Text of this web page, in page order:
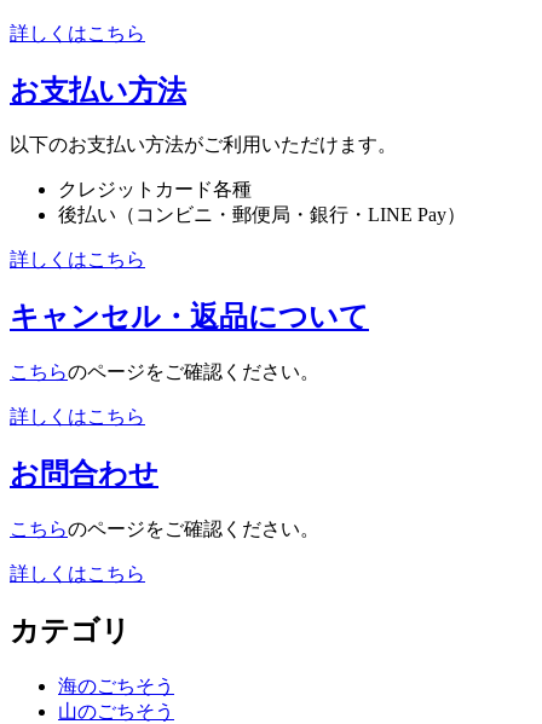
詳しくはこちら
お支払い方法
以下のお支払い方法がご利用いただけます。
クレジットカード各種
後払い（コンビニ・郵便局・銀行・LINE Pay）
詳しくはこちら
キャンセル・返品について
こちらのページをご確認ください。
詳しくはこちら
お問合わせ
こちらのページをご確認ください。
詳しくはこちら
カテゴリ
海のごちそう
山のごちそう